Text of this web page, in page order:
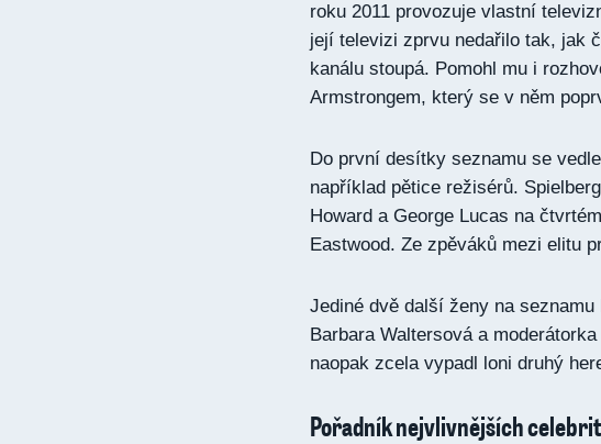
roku 2011 provozuje vlastní
její televizi zprvu nedařilo tak, jak
kanálu stoupá. Pomohl mu i
Armstrongem, který se v něm
Do první desítky seznamu se
například pětice režisérů.
Howard a George Lucas na
Eastwood. Ze zpěváků mezi elitu
Jediné dvě další ženy na
Barbara Waltersová a
naopak zcela vypadl loni druhý
Pořadník nejvlivnějších